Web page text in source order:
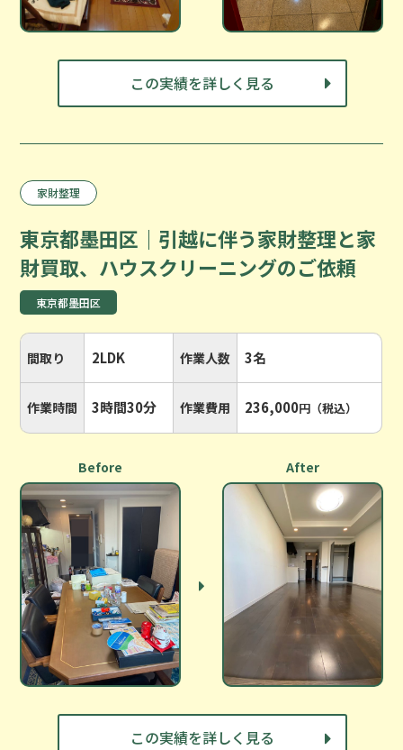
この実績を詳しく見る
家財整理
東京都墨田区｜引越に伴う家財整理と家
財買取、ハウスクリーニングのご依頼
東京都墨田区
間取り 2LDK 作業人数 3名
作業時間 3時間30分 作業費用 236,000円（税込）
Before After
この実績を詳しく見る